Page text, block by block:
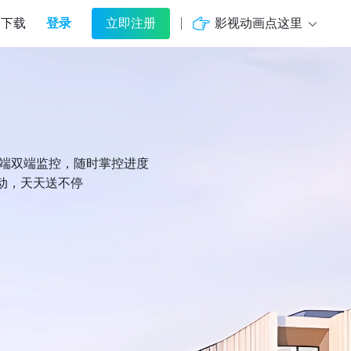
下载 登录 立即注册 影视动画点这里
双端监控，随时掌控进度
，天天送不停